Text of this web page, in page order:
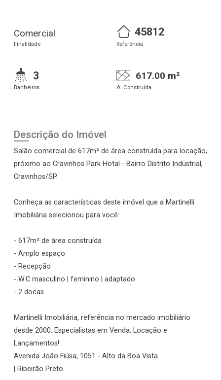
Comercial
Finalidade
45812
Referência
3
Banheiros
617.00 m²
A. Construída
Descrição do Imóvel
Salão comercial de 617m² de área construída para locação,
próximo ao Cravinhos Park Hotal - Bairro Distrito Industrial,
Cravinhos/SP.
Conheça as características deste imóvel que a Martinelli
Imobiliária selecionou para você:
- 617m² de área construída
- Amplo espaço
- Recepção
- W.C masculino | feminino | adaptado
- 2 docas
Martinelli Imobiliária, referência no mercado imobiliário
desde 2000. Especialistas em Venda, Locação e
Lançamentos!
Avenida João Fiúsa, 1051 - Alto da Boa Vista
| Ribeirão Preto.